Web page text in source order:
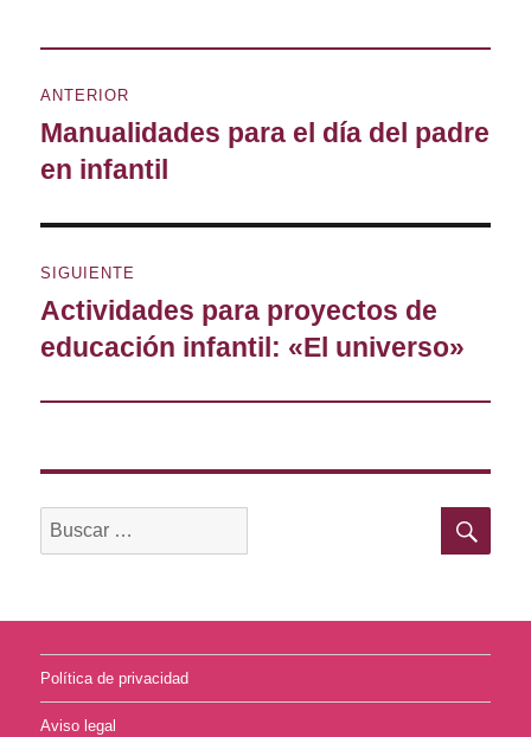
de
entradas
ANTERIOR
Entrada
anterior:
Manualidades para el día del padre
en infantil
SIGUIENTE
Entrada
siguiente:
Actividades para proyectos de
educación infantil: «El universo»
Buscar
por:
Política de privacidad
Aviso legal